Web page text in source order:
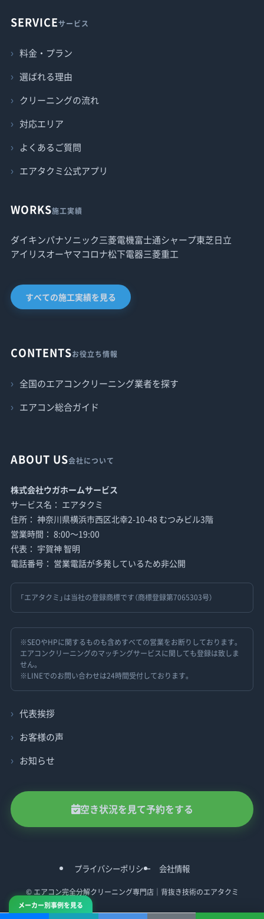
メーカー別事例を見る
SERVICEサービス
料金・プラン
選ばれる理由
クリーニングの流れ
対応エリア
よくあるご質問
エアタクミ公式アプリ
WORKS施工実績
ダイキンパナソニック三菱電機富士通シャープ東芝日立
アイリスオーヤマコロナ松下電器三菱重工
すべての施工実績を見る
CONTENTSお役立ち情報
全国のエアコンクリーニング業者を探す
エアコン総合ガイド
ABOUT US会社について
株式会社ウガホームサービス
サービス名： エアタクミ
住所： 神奈川県横浜市西区北幸2-10-48 むつみビル3階
営業時間： 8:00〜19:00
代表： 宇賀神 智明
電話番号： 営業電話が多発しているため非公開
「エアタクミ」は当社の登録商標です（商標登録第7065303号）
※SEOやHPに関するものも含めすべての営業をお断りしております。
エアコンクリーニングのマッチングサービスに関しても登録は致しま
せん。
※LINEでのお問い合わせは24時間受付しております。
代表挨拶
お客様の声
お知らせ
空き状況を見て予約をする
プライバシーポリシー 会社情報
©エアコン完全分解クリーニング専門店｜背抜き技術のエアタクミ